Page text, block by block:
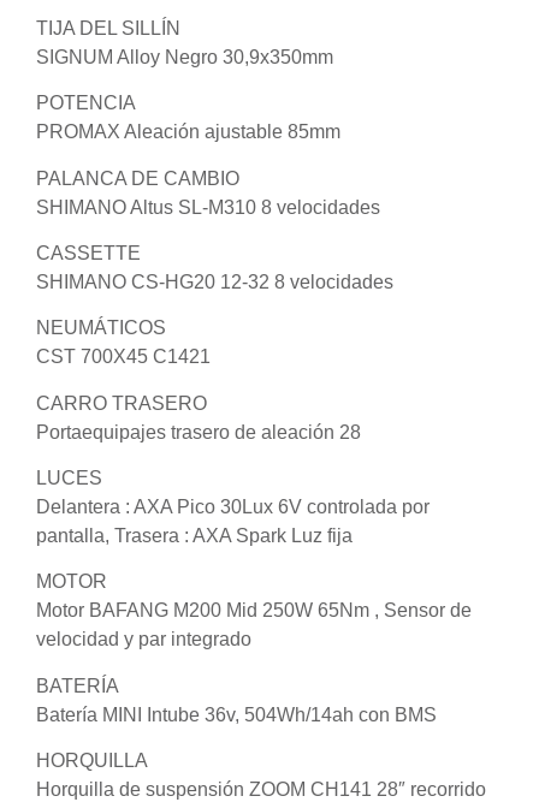
TIJA DEL SILLÍN
SIGNUM Alloy Negro 30,9x350mm
POTENCIA
PROMAX Aleación ajustable 85mm
PALANCA DE CAMBIO
SHIMANO Altus SL-M310 8 velocidades
CASSETTE
SHIMANO CS-HG20 12-32 8 velocidades
NEUMÁTICOS
CST 700X45 C1421
CARRO TRASERO
Portaequipajes trasero de aleación 28
LUCES
Delantera : AXA Pico 30Lux 6V controlada por
pantalla, Trasera : AXA Spark Luz fija
MOTOR
Motor BAFANG M200 Mid 250W 65Nm , Sensor de
velocidad y par integrado
BATERÍA
Batería MINI Intube 36v, 504Wh/14ah con BMS
HORQUILLA
Horquilla de suspensión ZOOM CH141 28″ recorrido